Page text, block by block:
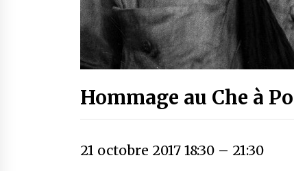
Hommage au Che à
21 octobre 2017 18:30 – 21:30